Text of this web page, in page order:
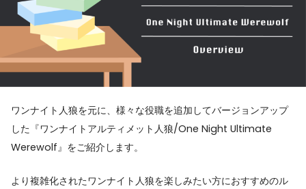
ワンナイト人狼を元に、様々な役職を追加してバージョンアップ
した『ワンナイトアルティメット人狼/One Night Ultimate
Werewolf』をご紹介します。
より複雑化されたワンナイト人狼を楽しみたい方におすすめのル